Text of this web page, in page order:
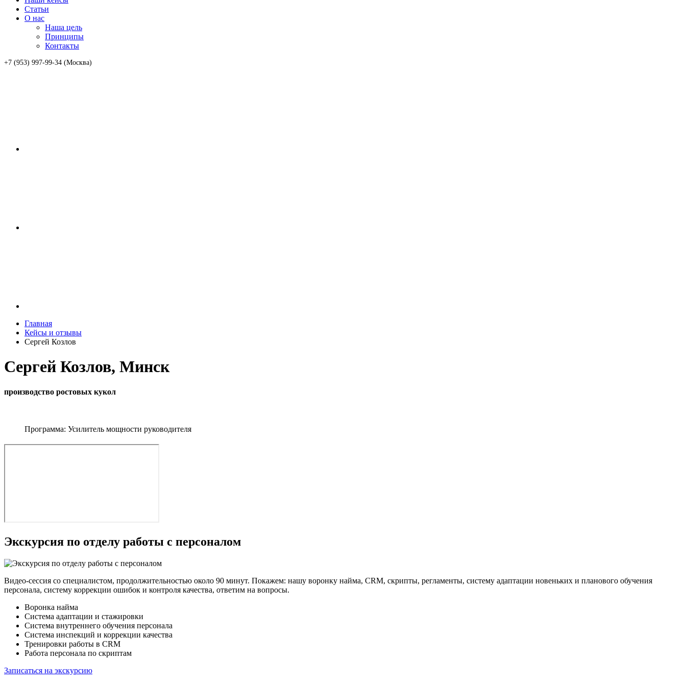
Статьи
О нас
Наша цель
Принципы
Контакты
+7 (953) 997-99-34 (Москва)
Главная
Кейсы и отзывы
Сергей Козлов
Сергей Козлов, Минск
производство ростовых кукол
Программа: Усилитель мощности руководителя
Экскурсия по отделу работы с персоналом
Видео-сессия со специалистом, продолжительностью около 90 минут. Покажем: нашу воронку найма, CRM, скрипты, регламенты, систему адаптации новеньких и планового обучения
персонала, систему коррекции ошибок и контроля качества, ответим на вопросы.
Воронка найма
Система адаптации и стажировки
Система внутреннего обучения персонала
Система инспекций и коррекции качества
Тренировки работы в CRM
Работа персонала по скриптам
Записаться на экскурсию